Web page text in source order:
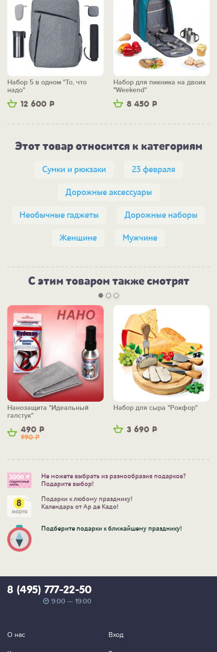
12 600 Р
Набор 5 в одном "То, что
надо"
8 450 Р
Набор для пикника на двоих
"Weekend"
Этот товар относится к категориям
Сумки и рюкзаки 23 февраля
Дорожные аксессуары
Необычные гаджеты Дорожные наборы
Женщине Мужчине
С этим товаром также смотрят
490 Р
990Р
Нанозащита "Идеальный
галстук"
3 690 Р
Набор для сыра "Рокфор"
Не можете выбрать из разнообразия подарков?
Подарите выбор!
Подарки к любому празднику!
Календарь от Ар де Кадо!
Подберите подарки к ближайшему празднику!
8 (495) 777-22-50
9:00 — 19:00
О нас Вход